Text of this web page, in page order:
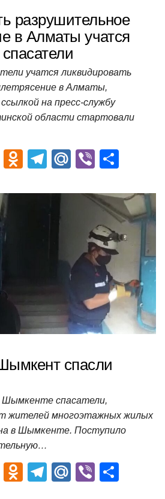
разрушительное
в Алматы учатся
учатся ликвидировать
в Алматы,
на пресс-службу
области стартовали
V
O
n
ni
ki
T
e
gr
M
.R
Vi
er п
р
а
и
т
ь
спасли
Шымкенте спасатели,
жителей многоэтажных жилых
в Шымкенте. Поступило
V
O
T
M
Vi